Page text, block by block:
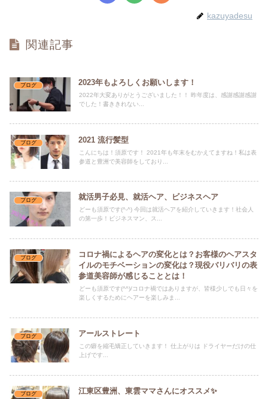
kazuyadesu
関連記事
ブログ 2023年もよろしくお願いします！
2022年大変ありがとうございました！！ 昨年度は、感謝感謝感謝
でした！書ききれない...
ブログ 2021 流行髪型
こんにちは！須原です！ 2021年も年末をむかえてますね！私は表
参道と豊洲で美容師をしており...
ブログ 就活男子必見、就活ヘア、ビジネスヘア
どーも須原です(^-^) 今回は就活ヘアを紹介していきます！社会人
の第一歩！ビジネスマン、ス...
ブログ
コロナ禍によるヘアの変化とは？お客様のヘアスタ
イルのモチベーションの変化は？現役バリバリの表
参道美容師が感じることとは！
どーも須原です(^^)/コロナ禍ではありますが、皆様少しでも日々を
楽しくするためにヘアーを楽しみま...
ブログ アールストレート
この癖を縮毛矯正していきます！ 仕上がりは ドライヤーだけの仕
上げです...
ブログ 江東区豊洲、東雲ママさんにオススメ✨